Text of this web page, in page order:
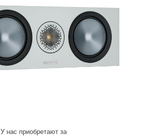
У нас приобретают за